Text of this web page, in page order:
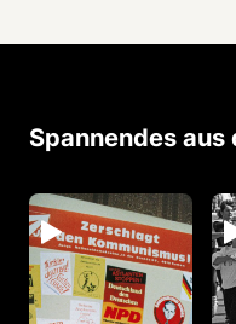
Spannendes aus